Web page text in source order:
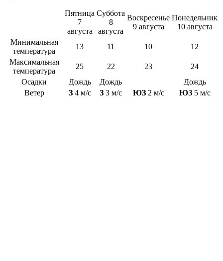
Пятница
7
августа
Суббота
8
августа
Воскресенье
9 августа
Понедельник
10 августа
Минимальная
температура
13 11 10
12
Максимальная
температура
25 22 23
24
Осадки
Дождь Дождь
Дождь
Ветер
З4 м/с З 3 м/с ЮЗ2 м/с ЮЗ5 м/с